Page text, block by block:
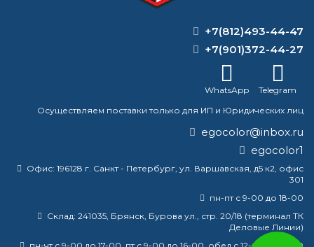
ВОПРОС-ОТВЕТ
В чём разница между растворителем
646 и 647?
Сколько стоит покрасить 1 1м2 стены?
Какие грунты подходят для авто?
Как правильно красить кракелюр?
+7(812)493-44-47
+7(901)372-44-27
WhatsApp
Telegram
Осуществляем поставки только для ИП и Юридических лиц
egocolor@inbox.ru
egocolor1
Офис: 196128 г. Санкт - Петербург, ул. Варшавская, д5 к2, офис
301
пн-пт с 9-00 до 18-00
Склад: 241035, Брянск, Бурова ул., стр. 20/18 (терминал ТК
Деловые Линии)